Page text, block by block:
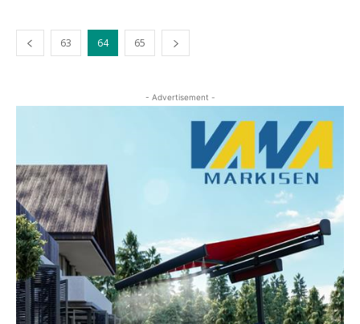
63 64 65
- Advertisement -